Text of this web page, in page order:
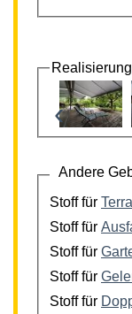
‹
Andere
Stoff für
Stoff für
Stoff für
Stoff für
Stoff für